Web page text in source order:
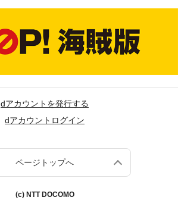
dアカウントを発行する
dアカウントログイン
ページトップへ
(c) NTT DOCOMO